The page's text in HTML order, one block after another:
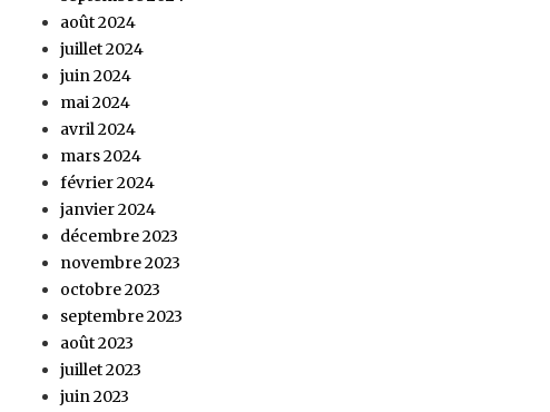
août 2024
juillet 2024
juin 2024
mai 2024
avril 2024
mars 2024
février 2024
janvier 2024
décembre 2023
novembre 2023
octobre 2023
septembre 2023
août 2023
juillet 2023
juin 2023